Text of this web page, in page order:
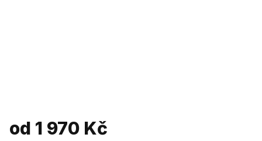
od 1 970 Kč